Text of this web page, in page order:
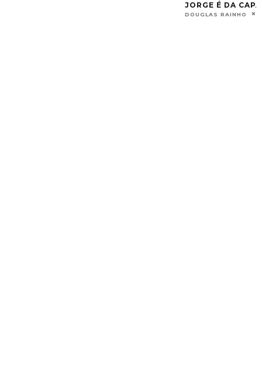
PAPO NA
MINHA MAGIA